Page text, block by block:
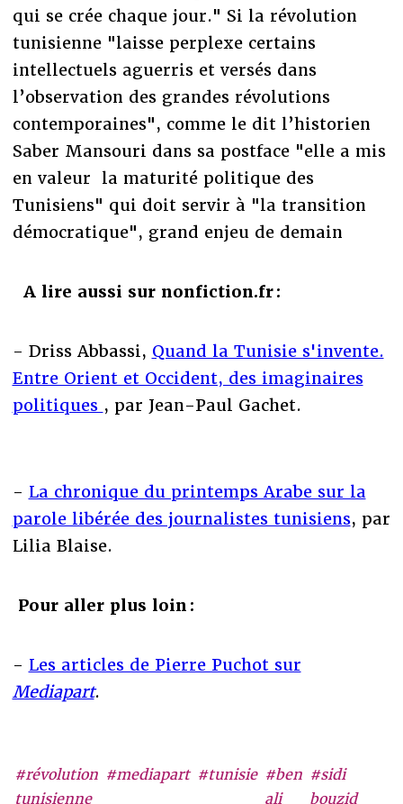
#révolution
tunisienne
#mediapart #tunisie #ben
ali
#sidi
bouzid
qui se crée chaque jour." Si la révolution
tunisienne "laisse perplexe certains
intellectuels aguerris et versés dans
l’observation des grandes révolutions
contemporaines", comme le dit l’historien
Saber Mansouri dans sa postface "elle a mis
en valeur la maturité politique des
Tunisiens" qui doit servir à "la transition
démocratique", grand enjeu de demain
A lire aussi sur nonfiction.fr :
- Driss Abbassi, Quand la Tunisie s'invente.
Entre Orient et Occident, des imaginaires
politiques , par Jean-Paul Gachet.
- La chronique du printemps Arabe sur la
parole libérée des journalistes tunisiens, par
Lilia Blaise.
Pour aller plus loin :
- Les articles de Pierre Puchot sur
Mediapart.